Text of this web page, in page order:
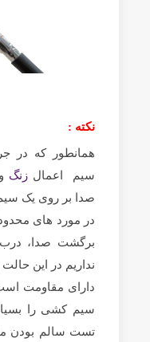
نکته :
سیم اعمال زنگ
صدا بر روی یک
در مورد های
برگشت صدا، درب
نداریم در این
دارای مقاومت
سیم کشی را
تست سالم بودن